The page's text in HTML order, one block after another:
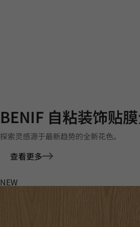
BENIF 自粘装饰贴
探索灵感源于最新趋势的全新花色。
查看更多
NEW